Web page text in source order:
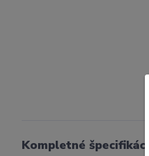
Kompletné špecifikácie